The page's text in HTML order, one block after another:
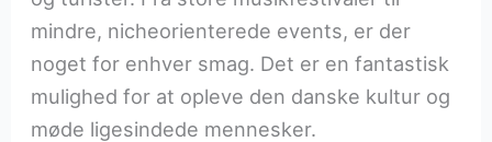
mindre, nicheorienterede events, er der
noget for enhver smag. Det er en fantastisk
mulighed for at opleve den danske kultur og
møde ligesindede mennesker.